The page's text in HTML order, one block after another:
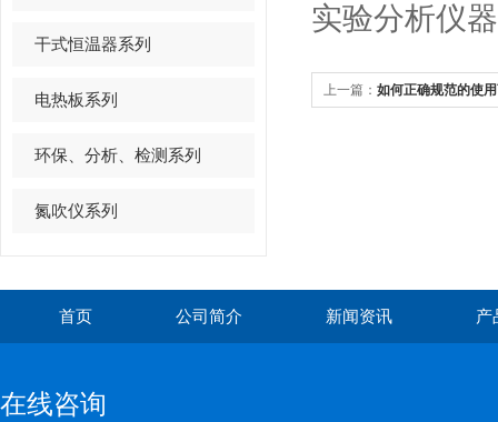
干式恒温器系列
电热板系列
环保、分析、检测系列
氮吹仪系列
实验分析仪
上一篇： 如何正确规范的使
首页 公司简介 新闻资讯 产
在线咨询